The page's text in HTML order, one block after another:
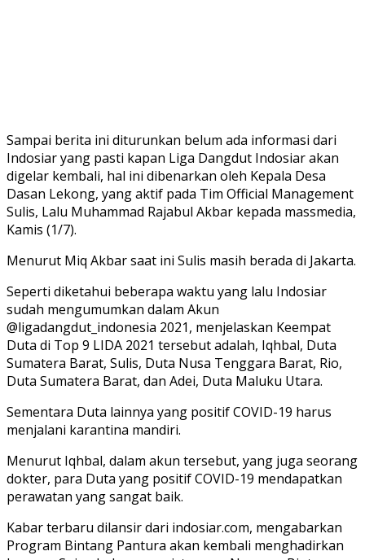
Sampai berita ini diturunkan belum ada informasi dari
Indosiar yang pasti kapan Liga Dangdut Indosiar akan
digelar kembali, hal ini dibenarkan oleh Kepala Desa
Dasan Lekong, yang aktif pada Tim Official Management
Sulis, Lalu Muhammad Rajabul Akbar kepada massmedia,
Kamis (1/7).
Menurut Miq Akbar saat ini Sulis masih berada di Jakarta.
Seperti diketahui beberapa waktu yang lalu Indosiar
sudah mengumumkan dalam Akun
@ligadangdut_indonesia 2021, menjelaskan Keempat
Duta di Top 9 LIDA 2021 tersebut adalah, Iqhbal, Duta
Sumatera Barat, Sulis, Duta Nusa Tenggara Barat, Rio,
Duta Sumatera Barat, dan Adei, Duta Maluku Utara.
Sementara Duta lainnya yang positif COVID-19 harus
menjalani karantina mandiri.
Menurut Iqhbal, dalam akun tersebut, yang juga seorang
dokter, para Duta yang positif COVID-19 mendapatkan
perawatan yang sangat baik.
Kabar terbaru dilansir dari indosiar.com, mengabarkan
Program Bintang Pantura akan kembali menghadirkan